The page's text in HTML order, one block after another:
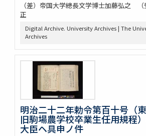
（差）帝国大学總長文学博士加藤弘之
正
Digital Archive. University Archives | The
Archives
明治二十二年勅令第百十号（
旧駒場農学校卒業生任用規程
大臣ヘ具申ノ件